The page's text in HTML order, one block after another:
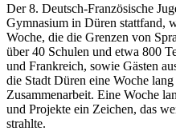
Der 8. Deutsch-Französische
Gymnasium in Düren stattfand,
Woche, die die Grenzen von
über 40 Schulen und etwa 800
und Frankreich, sowie Gästen
die Stadt Düren eine Woche
Zusammenarbeit. Eine Woche
und Projekte ein Zeichen, das
strahlte.